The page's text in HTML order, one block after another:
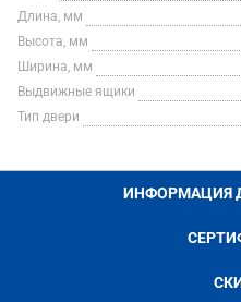
Длина, мм
Высота, мм
Ширина, мм
Выдвижные ящики
Тип двери
ИНФОРМАЦИЯ